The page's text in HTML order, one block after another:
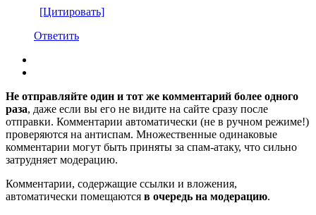
[Цитировать]
Ответить
Не отправляйте один и тот же комментарий более одного
раза, даже если вы его не видите на сайте сразу после
отправки. Комментарии автоматически (не в ручном режиме!)
проверяются на антиспам. Множественные одинаковые
комментарии могут быть приняты за спам-атаку, что сильно
затрудняет модерацию.
Комментарии, содержащие ссылки и вложения,
автоматически помещаются в очередь на модерацию.